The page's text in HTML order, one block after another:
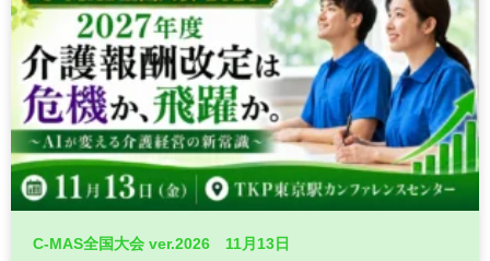
C-MAS全国大会 ver.2026 11月13日